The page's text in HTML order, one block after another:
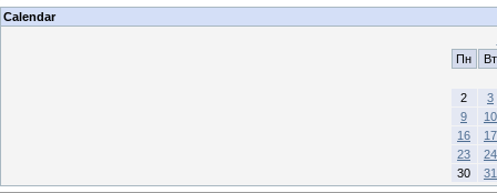
Calendar
Пн
Вт
2
3
9
10
16
17
23
24
30
31